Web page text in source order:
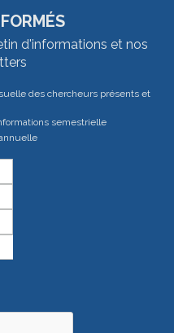
d'informations et nos
des chercheurs présents et
semestrielle